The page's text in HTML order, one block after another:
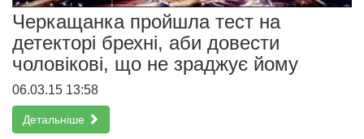
Черкащанка пройшла тест на
детекторі брехні, аби довести
чоловікові, що не зраджує йому
06.03.15 13:58
Детальніше